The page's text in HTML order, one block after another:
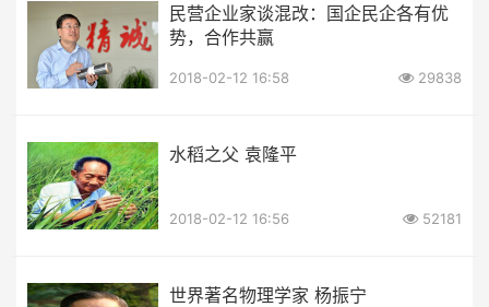
民营企业家谈混改：国企民企各有优
势，合作共赢
2018-02-12 16:58 29838
水稻之父 袁隆平
2018-02-12 16:56 52181
世界著名物理学家 杨振宁